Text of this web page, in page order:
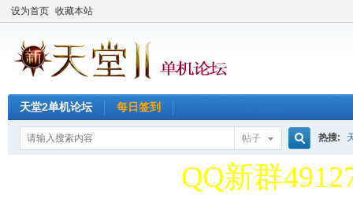
设为首页 收藏本站
天堂2单机论坛 每日签到
帖子 热搜:
天堂2单机
QQ新群